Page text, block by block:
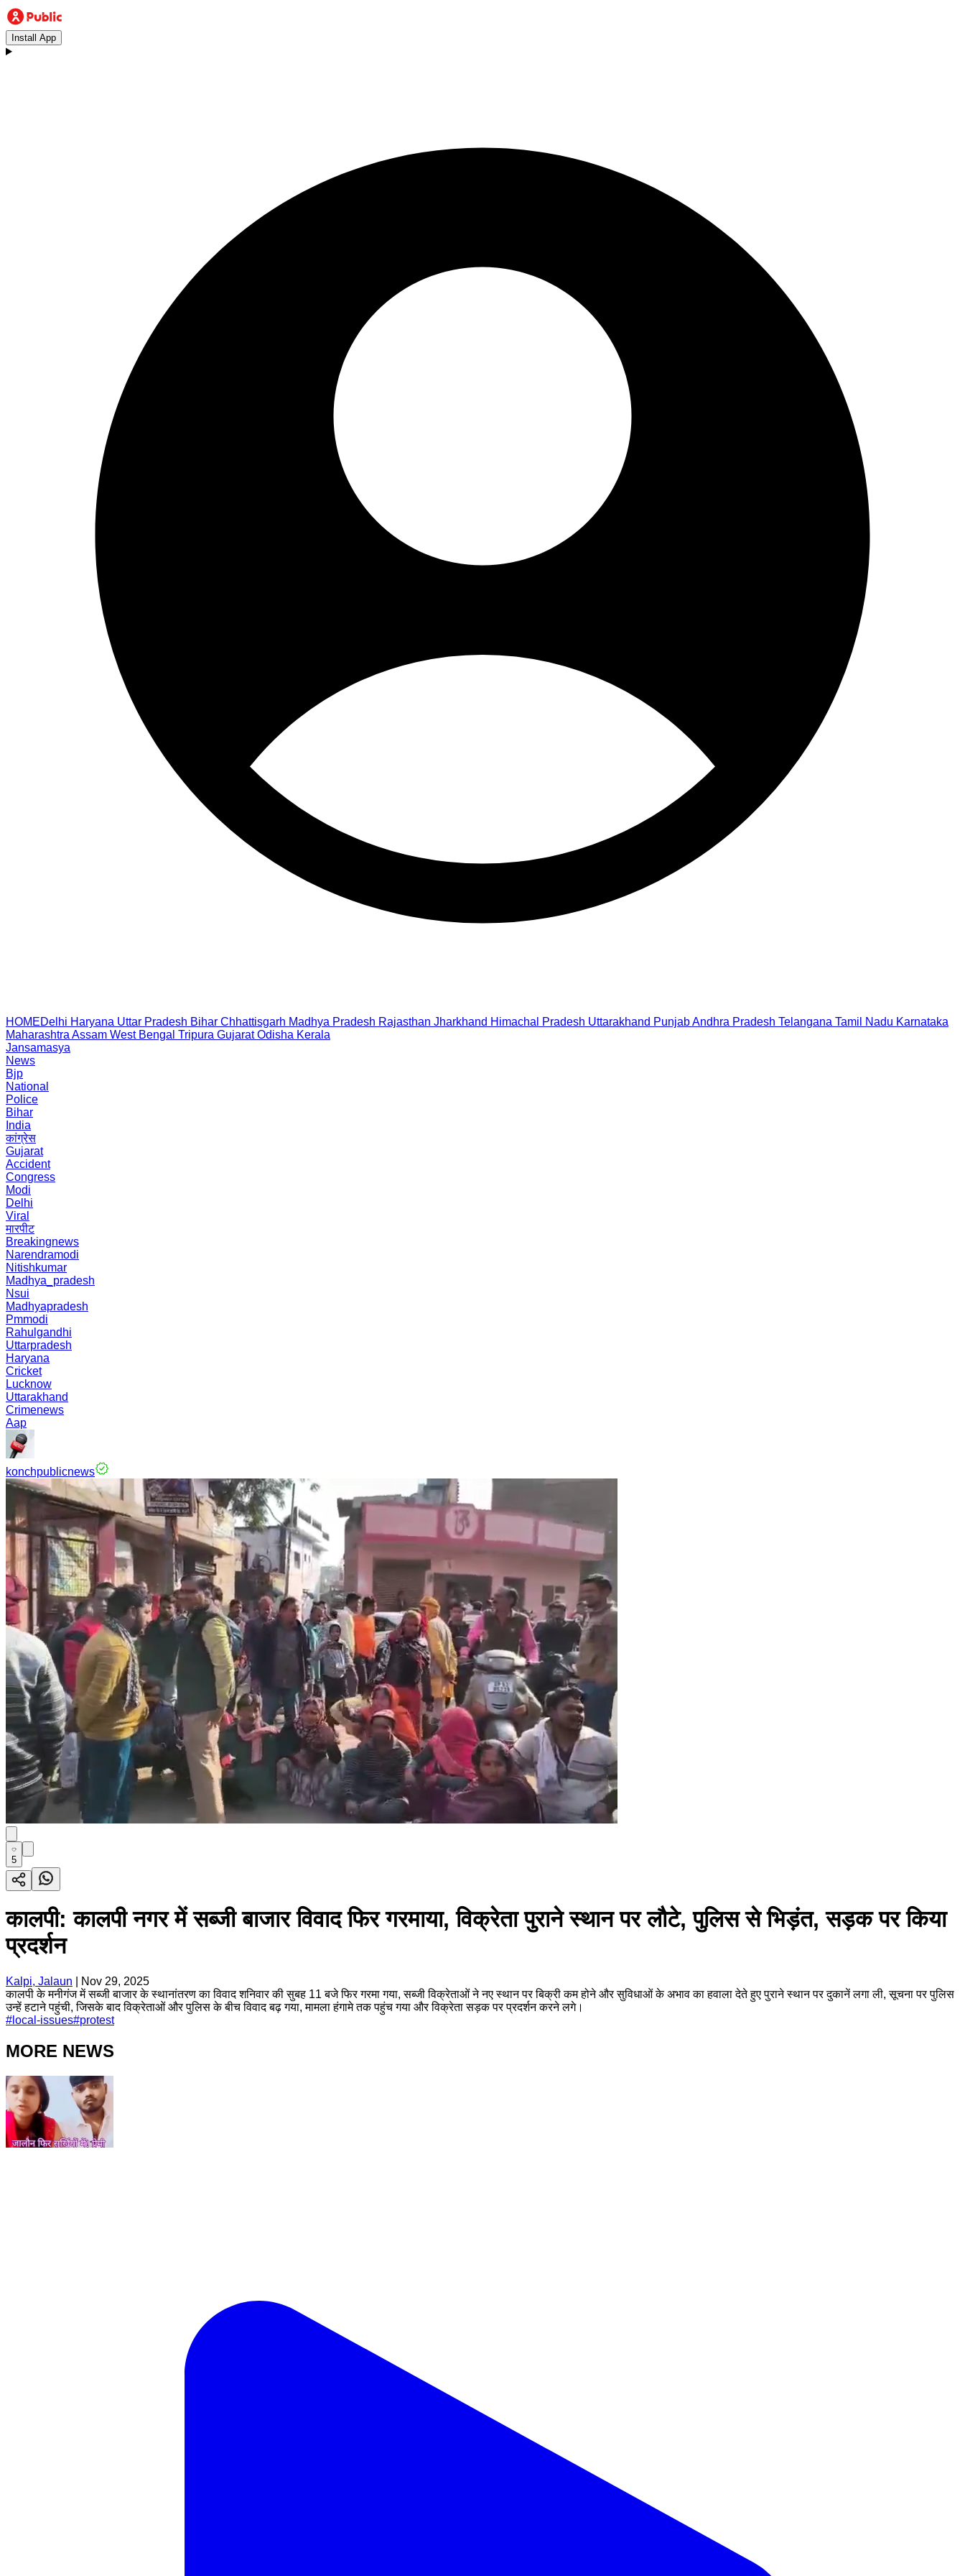
Install App
HOMEDelhi Haryana Uttar Pradesh Bihar Chhattisgarh Madhya Pradesh Rajasthan Jharkhand Himachal Pradesh Uttarakhand PunjabAndhra Pradesh Telangana Tamil Nadu Karnataka
Maharashtra Assam West Bengal Tripura Gujarat Odisha Kerala
Jansamasya
News
Bjp
National
Police
Bihar
India
कांग्रेस
Gujarat
Accident
Congress
Modi
Delhi
Viral
मारपीट
Breakingnews
Narendramodi
Nitishkumar
Madhya_pradesh
Nsui
Madhyapradesh
Pmmodi
Rahulgandhi
Uttarpradesh
Haryana
Cricket
Lucknow
Uttarakhand
Crimenews
Aap
konchpublicnews
5
कालपी: कालपी नगर में सब्जी बाजार विवाद फिर गरमाया, विक्रेता पुराने स्थान पर लौटे, पुलिस से भिड़ंत, सड़क पर किया
प्रदर्शन
Kalpi, Jalaun
Nov 29, 2025
कालपी के मनीगंज में सब्जी बाजार के स्थानांतरण का विवाद शनिवार की सुबह 11 बजे फिर गरमा गया, सब्जी विक्रेताओं ने नए स्थान पर बिक्री कम होने और सुविधाओं के अभाव का हवाला देते हुए पुराने स्थान पर दुकानें लगा ली, सूचना पर पुलिस
उन्हें हटाने पहुंची, जिसके बाद विक्रेताओं और पुलिस के बीच विवाद बढ़ गया, मामला हंगामे तक पहुंच गया और विक्रेता सड़क पर प्रदर्शन करने लगे।
# local-issues#protest
MORE NEWS